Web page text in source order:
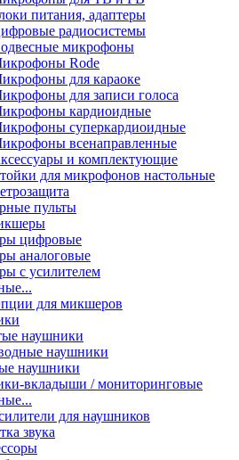
питания, адаптеры
радиосистемы
микрофоны
Rode
для караоке
для записи голоса
кардиоидные
суперкардиоидные
всенаправленные
и комплектующие
для микрофонов настольные
пульты
цифровые
аналоговые
с усилителем
для микшеров
наушники
наушники
наушники
вкладыши / мониторинговые
для наушников
звука